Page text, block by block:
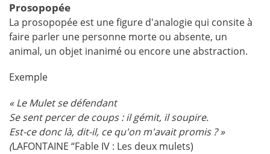
Prosopopée
La prosopopée est une figure d'analogie qui consite à
faire parler une personne morte ou absente, un
animal, un objet inanimé ou encore une abstraction.
Exemple
« Le Mulet se défendant
Se sent percer de coups : il gémit, il soupire.
Est-ce donc là, dit-il, ce qu'on m'avait promis ? »
(LAFONTAINE “Fable IV : Les deux mulets)